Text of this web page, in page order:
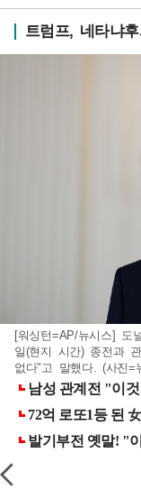
트럼프, 네타냐
[워싱턴=AP/뉴시스]
일(현지 시간) 종전과
없다"고 말했다. (사진=